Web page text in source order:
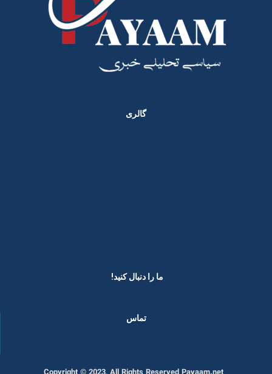
گالری
ما را دنبال کنید! ​
تماس